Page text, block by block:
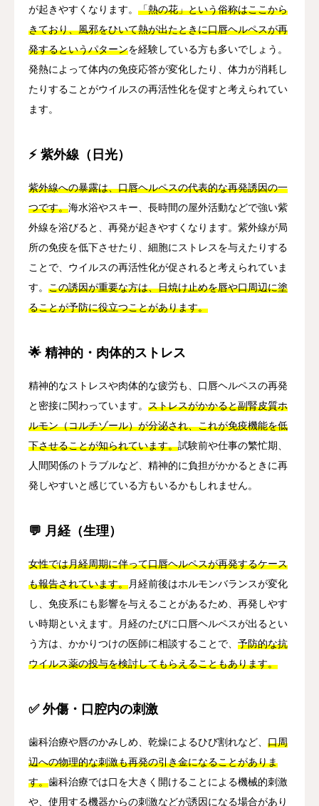
が起きやすくなります。 「熱の花」という俗称はここから
きており、風邪をひいて熱が出たときに口唇ヘルペスが再
発するというパターンを経験している方も多いでしょう。
発熱によって体内の免疫応答が変化したり、体力が消耗し
たりすることがウイルスの再活性化を促すと考えられてい
ます。
⚡ 紫外線（日光）
紫外線への暴露は、口唇ヘルペスの代表的な再発誘因の一
つです。海水浴やスキー、長時間の屋外活動などで強い紫
外線を浴びると、再発が起きやすくなります。紫外線が局
所の免疫を低下させたり、細胞にストレスを与えたりする
ことで、ウイルスの再活性化が促されると考えられていま
す。 この誘因が重要な方は、日焼け止めを唇や口周辺に塗
ることが予防に役立つことがあります。
🌟 精神的・肉体的ストレス
精神的なストレスや肉体的な疲労も、口唇ヘルペスの再発
と密接に関わっています。 ストレスがかかると副腎皮質ホ
ルモン（コルチゾール）が分泌され、これが免疫機能を低
下させることが知られています。試験前や仕事の繁忙期、
人間関係のトラブルなど、精神的に負担がかかるときに再
発しやすいと感じている方もいるかもしれません。
💬 月経（生理）
女性では月経周期に伴って口唇ヘルペスが再発するケース
も報告されています。月経前後はホルモンバランスが変化
し、免疫系にも影響を与えることがあるため、再発しやす
い時期といえます。月経のたびに口唇ヘルペスが出るとい
う方は、かかりつけの医師に相談することで、 予防的な抗
ウイルス薬の投与を検討してもらえることもあります。
✅ 外傷・口腔内の刺激
歯科治療や唇のかみしめ、乾燥によるひび割れなど、 口周
辺への物理的な刺激も再発の引き金になることがありま
す。歯科治療では口を大きく開けることによる機械的刺激
や、使用する機器からの刺激などが誘因になる場合があり